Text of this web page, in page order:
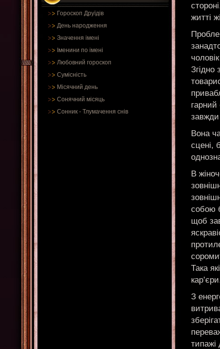
Гороскоп Друїдів
День народження
Значення імені
Іменини по імені
Любовний гороскоп
Сумісність
Місячний день
Сонячний місяць
Сонник - Тлумачення снів
житті
Згідно
гарний
завжди
Вона
сцені,
В
собою
щоб
Така
З
типажі